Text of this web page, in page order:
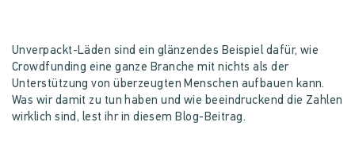
Unverpackt-Läden sind ein glänzendes Beispiel dafür, wie
Crowdfunding eine ganze Branche mit nichts als der
Unterstützung von überzeugten Menschen aufbauen kann.
Was wir damit zu tun haben und wie beeindruckend die Zahlen
wirklich sind, lest ihr in diesem Blog-Beitrag.